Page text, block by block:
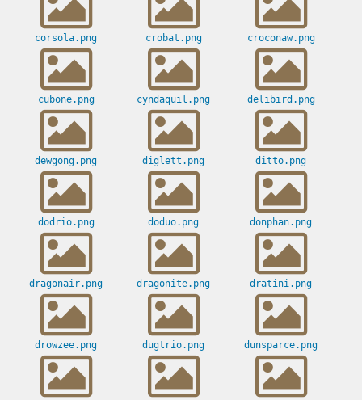
corsola.png crobat.png croconaw.png
cubone.png cyndaquil.png delibird.png
dewgong.png diglett.png ditto.png
dodrio.png doduo.png donphan.png
dragonair.png dragonite.png dratini.png
drowzee.png dugtrio.png dunsparce.png